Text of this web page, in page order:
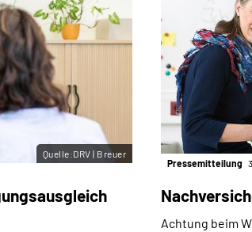
Quelle:DRV | Breuer
Pressemitteilung
Achtung beim